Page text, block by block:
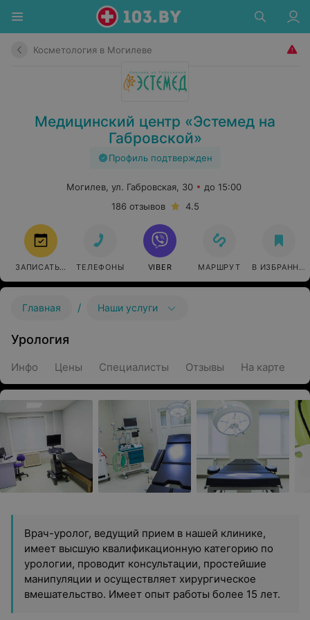
Косметология в Могилеве
Медицинский центр «Эстемед на
Габровской»
Профиль подтвержден
Могилев, ул. Габровская, 30
до 15:00
186 отзывов
4.5
ЗАПИСАТЬСЯ ТЕЛЕФОНЫ VIBER МАРШРУТ В ИЗБРАННОЕ
Главная / Наши услуги
Урология
Инфо Цены Специалисты Отзывы На карте
Врач-уролог, ведущий прием в нашей клинике,
имеет высшую квалификационную категорию по
урологии, проводит консультации, простейшие
манипуляции и осуществляет хирургическое
вмешательство. Имеет опыт работы более 15 лет.